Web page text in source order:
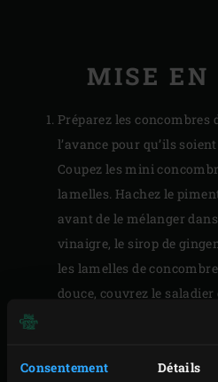
Consentement Détails
MISE EN
Préparez les concombres
l’avance pour qu’ils
Coupez les mini
lamelles. Hachez le
avant de le mélanger
vinaigre, le sirop de
les lamelles de
douce, couvrez le saladier
les oignons et l’ail.